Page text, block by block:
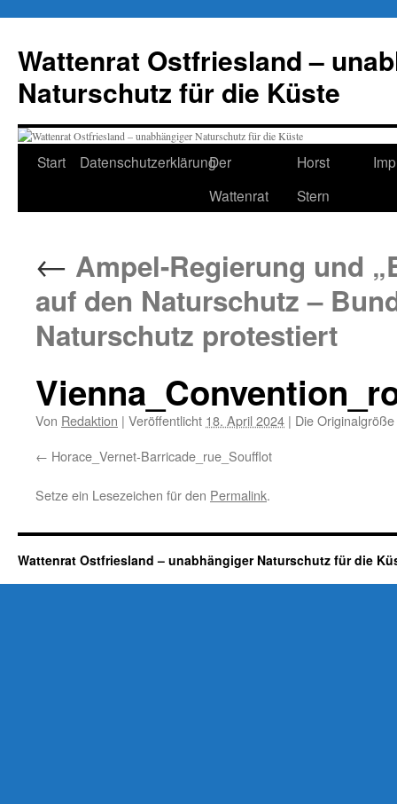
springen
Wattenrat Ostfriesland –
Naturschutz für die Küste
Start DatenschutzerklärungDer
Wattenrat
Horst
Stern
← Ampel-Regierung und
auf den Naturschutz –
Naturschutz protestiert
Von Redaktion | Veröffentlicht 18. April 2024 | Die
Horace_Vernet-Barricade_rue_Soufflot
Setze ein Lesezeichen für den Permalink.
Wattenrat Ostfriesland – unabhängiger Naturschutz für die